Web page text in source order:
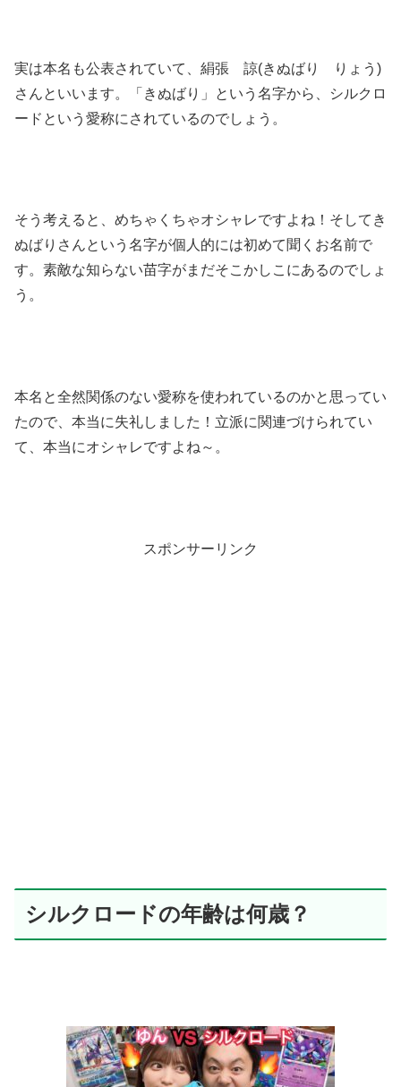
実は本名も公表されていて、絹張 諒(きぬばり りょう)
さんといいます。「きぬばり」という名字から、シルクロ
ードという愛称にされているのでしょう。
そう考えると、めちゃくちゃオシャレですよね！そしてき
ぬばりさんという名字が個人的には初めて聞くお名前で
す。素敵な知らない苗字がまだそこかしこにあるのでしょ
う。
本名と全然関係のない愛称を使われているのかと思ってい
たので、本当に失礼しました！立派に関連づけられてい
て、本当にオシャレですよね～。
スポンサーリンク
シルクロードの年齢は何歳？